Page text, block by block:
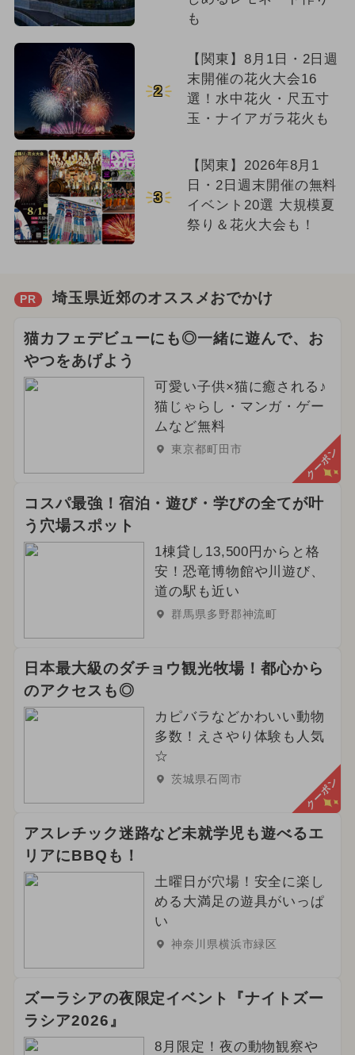
も
2
【関東】8月1日・2日週
末開催の花火大会16
選！水中花火・尺五寸
玉・ナイアガラ花火も
3
【関東】2026年8月1
日・2日週末開催の無料
イベント20選 大規模夏
祭り＆花火大会も！
PR 埼玉県近郊のオススメおでかけ
猫カフェデビューにも◎一緒に遊んで、お
やつをあげよう
可愛い子供×猫に癒される♪
猫じゃらし・マンガ・ゲー
ムなど無料
東京都町田市 クーポン
コスパ最強！宿泊・遊び・学びの全てが叶
う穴場スポット
1棟貸し13,500円からと格
安！恐竜博物館や川遊び、
道の駅も近い
群馬県多野郡神流町
日本最大級のダチョウ観光牧場！都心から
のアクセスも◎
カピバラなどかわいい動物
多数！えさやり体験も人気
☆
茨城県石岡市 クーポン
アスレチック迷路など未就学児も遊べるエ
リアにBBQも！
土曜日が穴場！安全に楽し
める大満足の遊具がいっぱ
い
神奈川県横浜市緑区
ズーラシアの夜限定イベント『ナイトズー
ラシア2026』
8月限定！夜の動物観察や